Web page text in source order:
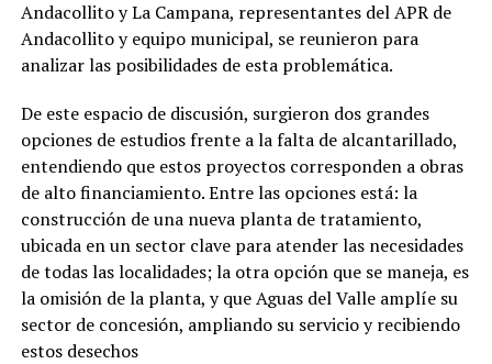
Andacollito y La Campana, representantes del APR de
Andacollito y equipo municipal, se reunieron para
analizar las posibilidades de esta problemática.
De este espacio de discusión, surgieron dos grandes
opciones de estudios frente a la falta de alcantarillado,
entendiendo que estos proyectos corresponden a obras
de alto financiamiento. Entre las opciones está: la
construcción de una nueva planta de tratamiento,
ubicada en un sector clave para atender las necesidades
de todas las localidades; la otra opción que se maneja, es
la omisión de la planta, y que Aguas del Valle amplíe su
sector de concesión, ampliando su servicio y recibiendo
estos desechos